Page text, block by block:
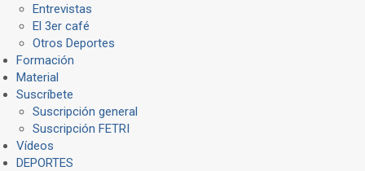
Entrevistas
El 3er café
Otros Deportes
Formación
Material
Suscríbete
Suscripción general
Suscripción FETRI
Vídeos
DEPORTES